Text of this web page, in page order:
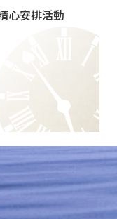
心安排活動